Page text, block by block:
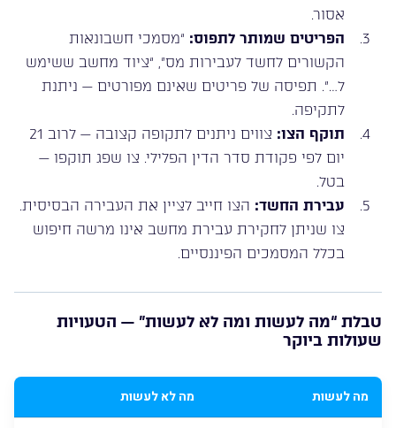
אסור.
הפריטים שמותר לתפוס: “מסמכי חשבונאות
הקשורים לחשד לעבירות מס”, “ציוד מחשב ששימש
ל…”. תפיסה של פריטים שאינם מפורטים — ניתנת
לתקיפה.
תוקף הצו:
צווים ניתנים לתקופה קצובה — לרוב 21
יום לפי פקודת סדר הדין הפלילי. צו שפג תוקפו —
בטל.
עבירת החשד: הצו חייב לציין את העבירה הבסיסית.
צו שניתן לחקירת עבירת מחשב אינו מרשה חיפוש
בכלל המסמכים הפיננסיים.
טבלת “מה לעשות ומה לא לעשות” — הטעויות
שעולות ביוקר
מה לעשות מה לא לעשות